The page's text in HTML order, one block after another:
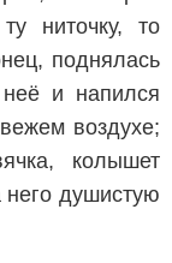
ниточку, то
поднялась
и напился
воздухе;
колышет
него душистую